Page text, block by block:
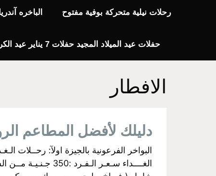
رحلات نيلية متحركة بوفية مفتوح الباخره
حفلات عيد الميلاد المجيد حفلات 7 يناير عيد الكريسماس 2024
الافطار
دليلك لأفضل المطاعم